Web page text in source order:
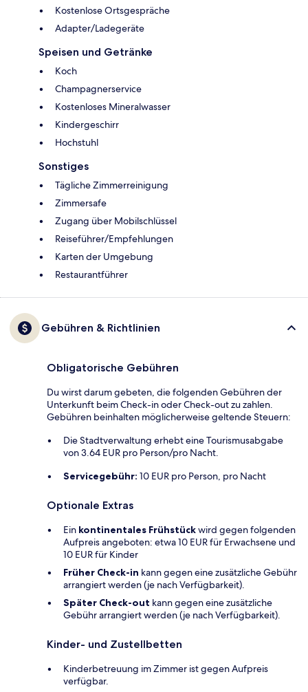
Kostenlose Ortsgespräche
Adapter/Ladegeräte
Speisen und Getränke
Koch
Champagnerservice
Kostenloses Mineralwasser
Kindergeschirr
Hochstuhl
Sonstiges
Tägliche Zimmerreinigung
Zimmersafe
Zugang über Mobilschlüssel
Reiseführer/Empfehlungen
Karten der Umgebung
Restaurantführer
Gebühren & Richtlinien
Obligatorische Gebühren
Du wirst darum gebeten, die folgenden Gebühren der
Unterkunft beim Check-in oder Check-out zu zahlen.
Gebühren beinhalten möglicherweise geltende Steuern:
Die Stadtverwaltung erhebt eine Tourismusabgabe
von 3.64 EUR pro Person/pro Nacht.
Servicegebühr: 10 EUR pro Person, pro Nacht
Optionale Extras
Ein kontinentales Frühstückwird gegen folgenden
Aufpreis angeboten: etwa 10 EUR für Erwachsene und
10 EUR für Kinder
Früher Check-in kann gegen eine zusätzliche Gebühr
arrangiert werden (je nach Verfügbarkeit).
Später Check-out kann gegen eine zusätzliche
Gebühr arrangiert werden (je nach Verfügbarkeit).
Kinder- und Zustellbetten
Kinderbetreuung im Zimmer ist gegen Aufpreis
verfügbar.